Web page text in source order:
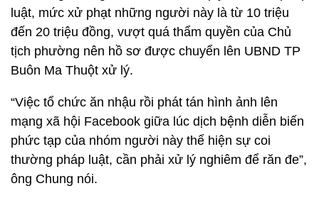
luật, mức xử phạt những người này là từ 10 triệu
đến 20 triệu đồng, vượt quá thẩm quyền của Chủ
tịch phường nên hồ sơ được chuyển lên UBND TP
Buôn Ma Thuột xử lý.
“Việc tổ chức ăn nhậu rồi phát tán hình ảnh lên
mạng xã hội Facebook giữa lúc dịch bệnh diễn biến
phức tạp của nhóm người này thể hiện sự coi
thường pháp luật, cần phải xử lý nghiêm để răn đe”,
ông Chung nói.